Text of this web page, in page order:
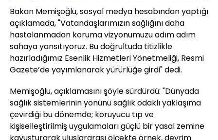
Bakan Memişoğlu, sosyal medya hesabından yaptığı
açıklamada, "Vatandaşlarımızın sağlığını daha
hastalanmadan koruma vizyonumuzu adım adım
sahaya yansıtıyoruz. Bu doğrultuda titizlikle
hazırladığımız Esenlik Hizmetleri Yönetmeliği, Resmi
Gazete’de yayımlanarak yürürlüğe girdi" dedi.
Memişoğlu, açıklamasını şöyle sürdürdü: "Dünyada
sağlık sistemlerinin yönünü sağlık odaklı yaklaşıma
çevirdiği bu dönemde; koruyucu tıp ve
kişiselleştirilmiş uygulamaları güçlü bir yasal zemine
kavuşturarak uluslararası ölçekte örnek, devrim